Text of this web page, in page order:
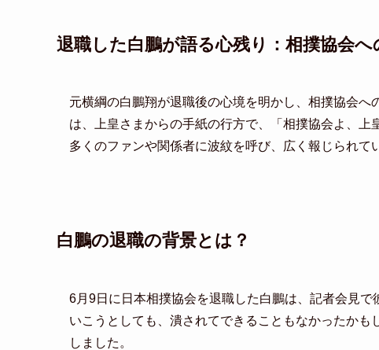
退職した白鵬が語る心残り：相撲協会へ
元横綱の白鵬翔が退職後の心境を明かし、相撲協会
は、上皇さまからの手紙の行方で、「相撲協会よ、
多くのファンや関係者に波紋を呼び、広く報じられて
白鵬の退職の背景とは？
6月9日に日本相撲協会を退職した白鵬は、記者会見
いこうとしても、潰されてできることもなかったか
しました。